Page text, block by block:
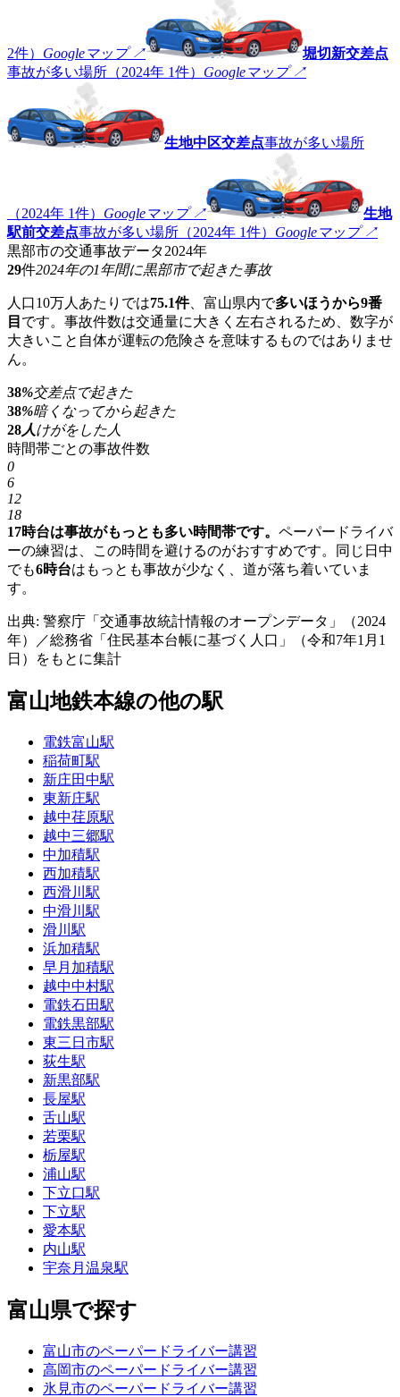
2件） Googleマップ ↗
堀切新交差点
事故が多い場所（2024年 1件） Googleマップ ↗
生地中区交差点事故が多い場所
（2024年 1件） Googleマップ ↗
生地
駅前交差点事故が多い場所（2024年 1件） Googleマップ ↗
黒部市の交通事故データ2024年
29件2024年の1年間に黒部市で起きた事故
人口10万人あたりでは75.1件、富山県内で多いほうから9番
目 です。事故件数は交通量に大きく左右されるため、数字が
大きいこと自体が運転の危険さを意味するものではありませ
ん。
38%交差点で起きた
38%暗くなってから起きた
28人けがをした人
時間帯ごとの事故件数
0
6
12
18
17時台は事故がもっとも多い時間帯です。 ペーパードライバ
ーの練習は、この時間を避けるのがおすすめです。同じ日中
でも6時台はもっとも事故が少なく、道が落ち着いていま
す。
出典: 警察庁「交通事故統計情報のオープンデータ」（2024
年）／総務省「住民基本台帳に基づく人口」（令和7年1月1
日）をもとに集計
富山地鉄本線の他の駅
電鉄富山駅
稲荷町駅
新庄田中駅
東新庄駅
越中荏原駅
越中三郷駅
中加積駅
西加積駅
西滑川駅
中滑川駅
滑川駅
浜加積駅
早月加積駅
越中中村駅
電鉄石田駅
電鉄黒部駅
東三日市駅
荻生駅
新黒部駅
長屋駅
舌山駅
若栗駅
栃屋駅
浦山駅
下立口駅
下立駅
愛本駅
内山駅
宇奈月温泉駅
富山県で探す
富山市のペーパードライバー講習
高岡市のペーパードライバー講習
氷見市のペーパードライバー講習